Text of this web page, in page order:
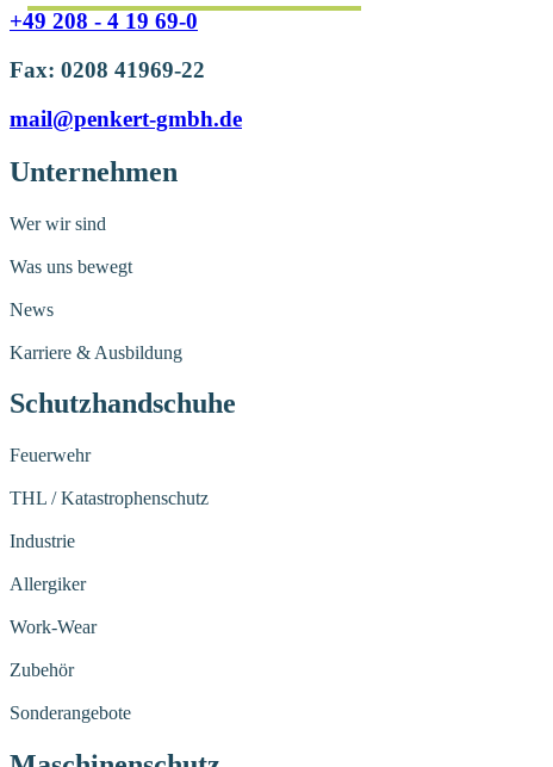
+49 208 - 4 19 69-0
Fax: 0208 41969-22
mail@penkert-gmbh.de
Unternehmen
Wer wir sind
Was uns bewegt
News
Karriere & Ausbildung
Schutzhandschuhe
Feuerwehr
THL / Katastrophenschutz
Industrie
Allergiker
Work-Wear
Zubehör
Sonderangebote